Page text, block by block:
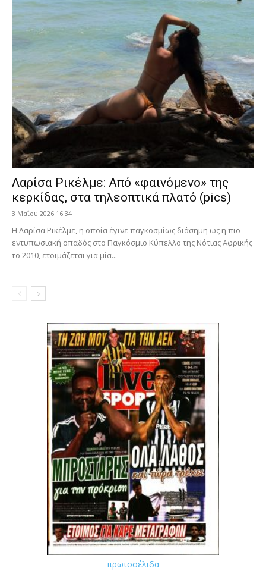
Λαρίσα Ρικέλμε: Από «φαινόμενο» της
κερκίδας, στα τηλεοπτικά πλατό (pics)
3 Μαΐου 2026 16:34
Η Λαρίσα Ρικέλμε, η οποία έγινε παγκοσμίως διάσημη ως η πιο
εντυπωσιακή οπαδός στο Παγκόσμιο Κύπελλο της Νότιας Αφρικής
το 2010, ετοιμάζεται για μία...
πρωτοσέλιδα